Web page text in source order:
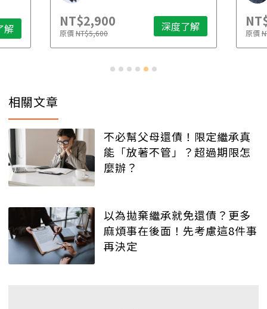
解 NT$2,900
原價NT$5,600 深度了解 原價
相關文章
不必幫父母還債！限定繼承真
能「放著不管」？超過期限怎
麼辦？
以為拋棄繼承就免還債？更多
麻煩事在後面！先考慮這8件事
再決定